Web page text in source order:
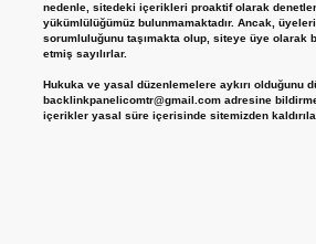
nedenle, sitedeki içerikleri proaktif olarak
yükümlülüğümüz bulunmamaktadır. Ancak,
sorumluluğunu taşımakta olup, siteye üye olarak
etmiş sayılırlar.
Hukuka ve yasal düzenlemelere aykırı olduğunu
backlinkpanelicomtr@gmail.comadresine
içerikler yasal süre içerisinde sitemizden